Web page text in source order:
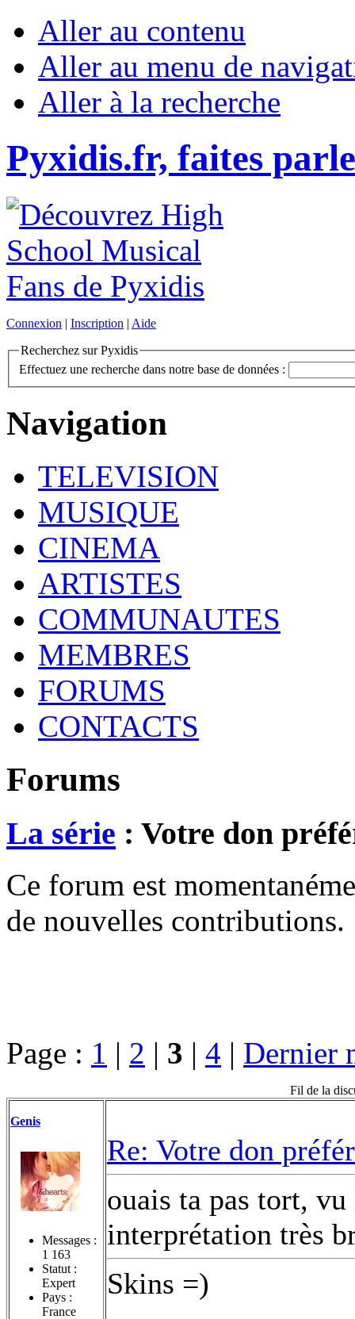
Aller au contenu
Aller au menu de
Aller à la recherche
Pyxidis.fr, faites
Connexion | Inscription | Aide
Recherchez sur Pyxidis
Effectuez une recherche dans notre base de données :
Navigation
TELEVISION
MUSIQUE
CINEMA
ARTISTES
COMMUNAUTES
MEMBRES
FORUMS
CONTACTS
Forums
La série : Votre don
Ce forum est
de nouvelles contributions.
Page : 1 | 2 | 3 | 4 | Dernier
Fil de la
Genis
Messages :
1 163
Statut :
Expert
Pays :
France
Re: Votre don
ouais ta pas tort, vu
interprétation très
Skins =)